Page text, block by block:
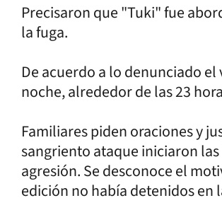
Precisaron que "Tuki" fue
la fuga.
De acuerdo a lo denunciado
noche, alrededor de las 23
Familiares piden oraciones y
sangriento ataque iniciaron
agresión. Se desconoce el
edición no había detenidos en